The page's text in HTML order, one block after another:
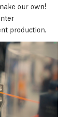
our own!
production.